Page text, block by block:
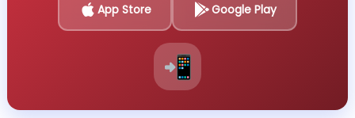
App Store Google Play
📲